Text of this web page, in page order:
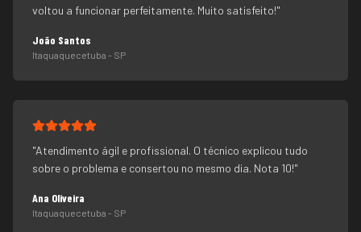
voltou a funcionar perfeitamente. Muito satisfeito!"
João Santos
Itaquaquecetuba - SP
"Atendimento ágil e profissional. O técnico explicou tudo
sobre o problema e consertou no mesmo dia. Nota 10!"
Ana Oliveira
Itaquaquecetuba - SP